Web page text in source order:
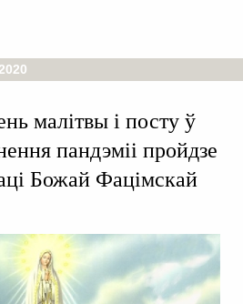
малітвы і посту ў
пандэміі пройдзе
Божай Фацімскай